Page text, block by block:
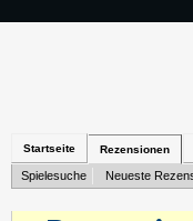
Startseite Rezensionen
Spielesuche Neueste